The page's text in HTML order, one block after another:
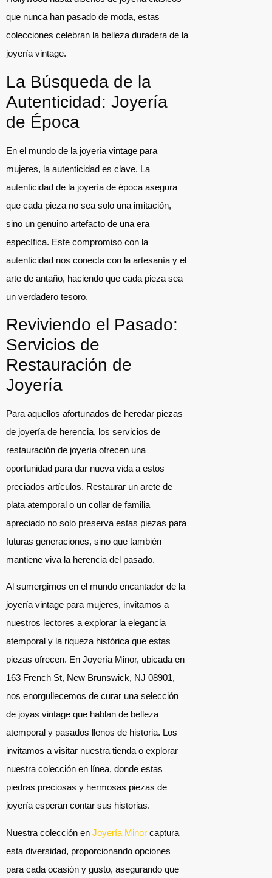
que nunca han pasado de moda, estas
colecciones celebran la belleza duradera de la
joyería vintage.
La Búsqueda de la
Autenticidad: Joyería
de Época
En el mundo de la joyería vintage para
mujeres, la autenticidad es clave. La
autenticidad de la joyería de época asegura
que cada pieza no sea solo una imitación,
sino un genuino artefacto de una era
específica. Este compromiso con la
autenticidad nos conecta con la artesanía y el
arte de antaño, haciendo que cada pieza sea
un verdadero tesoro.
Reviviendo el Pasado:
Servicios de
Restauración de
Joyería
Para aquellos afortunados de heredar piezas
de joyería de herencia, los servicios de
restauración de joyería ofrecen una
oportunidad para dar nueva vida a estos
preciados artículos. Restaurar un arete de
plata atemporal o un collar de familia
apreciado no solo preserva estas piezas para
futuras generaciones, sino que también
mantiene viva la herencia del pasado.
Al sumergirnos en el mundo encantador de la
joyería vintage para mujeres, invitamos a
nuestros lectores a explorar la elegancia
atemporal y la riqueza histórica que estas
piezas ofrecen. En Joyería Minor, ubicada en
163 French St, New Brunswick, NJ 08901,
nos enorgullecemos de curar una selección
de joyas vintage que hablan de belleza
atemporal y pasados llenos de historia. Los
invitamos a visitar nuestra tienda o explorar
nuestra colección en línea, donde estas
piedras preciosas y hermosas piezas de
joyería esperan contar sus historias.
Nuestra colección en Joyería Minor captura
esta diversidad, proporcionando opciones
para cada ocasión y gusto, asegurando que